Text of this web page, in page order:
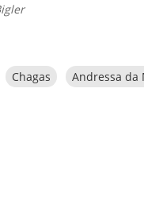
Chagas Andressa da